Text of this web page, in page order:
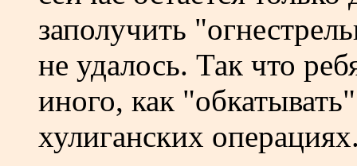
заполучить
не удалось. Так что
иного, как
хулиганских